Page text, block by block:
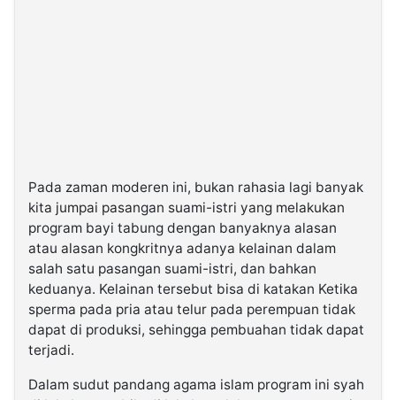
Pada zaman moderen ini, bukan rahasia lagi banyak
kita jumpai pasangan suami-istri yang melakukan
program bayi tabung dengan banyaknya alasan
atau alasan kongkritnya adanya kelainan dalam
salah satu pasangan suami-istri, dan bahkan
keduanya. Kelainan tersebut bisa di katakan Ketika
sperma pada pria atau telur pada perempuan tidak
dapat di produksi, sehingga pembuahan tidak dapat
terjadi.
Dalam sudut pandang agama islam program ini syah